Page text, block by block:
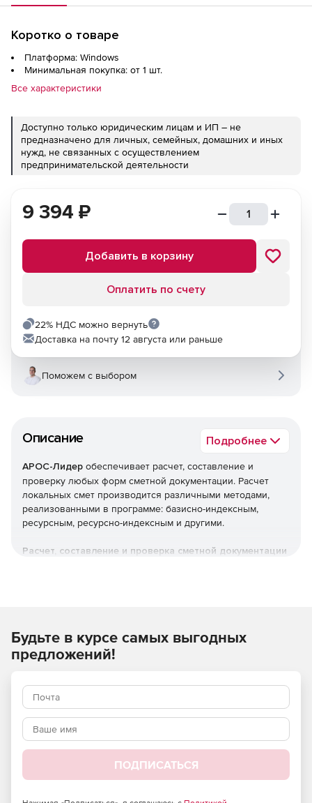
Коротко о товаре
Платформа: Windows
Минимальная покупка: от 1 шт.
Все характеристики
Доступно только юридическим лицам и ИП – не
предназначено для личных, семейных, домашних и иных
нужд, не связанных с осуществлением
предпринимательской деятельности
Описание Подробнее
АРОС-Лидер обеспечивает расчет, составление и
проверку любых форм сметной документации. Расчет
локальных смет производится различными методами,
реализованными в программе: базисно-индексным,
ресурсным, ресурсно-индексным и другими.
Расчет, составление и проверка сметной документации
Сводные сметные расчеты.
Акты выполненных работ КС-2.
Журнал учета выполненных работ КС-6.
Понятный и удобный интерфейс
9 394 ₽
Добавить в корзину
Оплатить по счету
22% НДС можно вернуть
Доставка на почту 12 августа или раньше
Поможем с выбором
Будьте в курсе самых выгодных
предложений!
ПОДПИСАТЬСЯ